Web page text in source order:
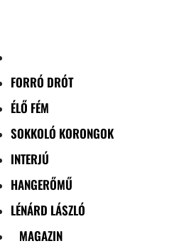
FORRÓ DRÓT
ÉLŐ FÉM
SOKKOLÓ KORONGOK
INTERJÚ
HANGERŐMŰ
LÉNÁRD LÁSZLÓ
MAGAZIN